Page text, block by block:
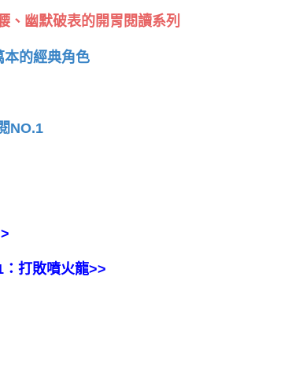
幽默破表的開胃閱讀系列
本的經典角色
NO.1
打敗噴火龍>>